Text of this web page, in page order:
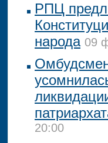
РПЦ
народа 09
20:00